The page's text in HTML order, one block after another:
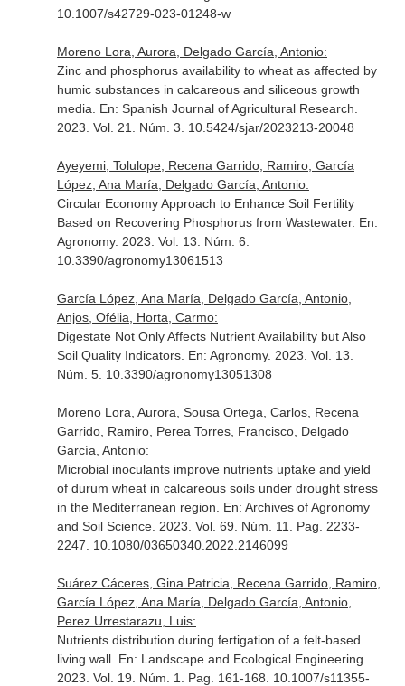
10.1007/s42729-023-01248-w
Moreno Lora, Aurora, Delgado García, Antonio:
Zinc and phosphorus availability to wheat as affected by
humic substances in calcareous and siliceous growth
media. En: Spanish Journal of Agricultural Research
2023. Vol. 21. Núm. 3. 10.5424/sjar/2023213-20048
Ayeyemi, Tolulope, Recena Garrido, Ramiro, García
López, Ana María, Delgado García, Antonio:
Circular Economy Approach to Enhance Soil Fertility
Based on Recovering Phosphorus from Wastewater. En:
Agronomy. 2023. Vol. 13. Núm. 6.
10.3390/agronomy13061513
García López, Ana María, Delgado García, Antonio,
Anjos, Ofélia, Horta, Carmo:
Digestate Not Only Affects Nutrient Availability but Also
Soil Quality Indicators. En: Agronomy. 2023. Vol. 13.
Núm. 5. 10.3390/agronomy13051308
Moreno Lora, Aurora, Sousa Ortega, Carlos, Recena
Garrido, Ramiro, Perea Torres, Francisco, Delgado
García, Antonio:
Microbial inoculants improve nutrients uptake and yield
of durum wheat in calcareous soils under drought stress
in the Mediterranean region. En: Archives of Agronomy
and Soil Science. 2023. Vol. 69. Núm. 11. Pag. 2233-
2247. 10.1080/03650340.2022.2146099
Suárez Cáceres, Gina Patricia, Recena Garrido, Ramiro,
García López, Ana María, Delgado García, Antonio,
Perez Urrestarazu, Luis:
Nutrients distribution during fertigation of a felt-based
living wall. En: Landscape and Ecological Engineering
2023. Vol. 19. Núm. 1. Pag. 161-168. 10.1007/s11355-